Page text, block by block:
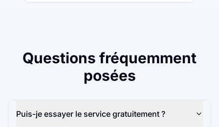
Questions fréquemment
posées
Puis-je essayer le service gratuitement ?